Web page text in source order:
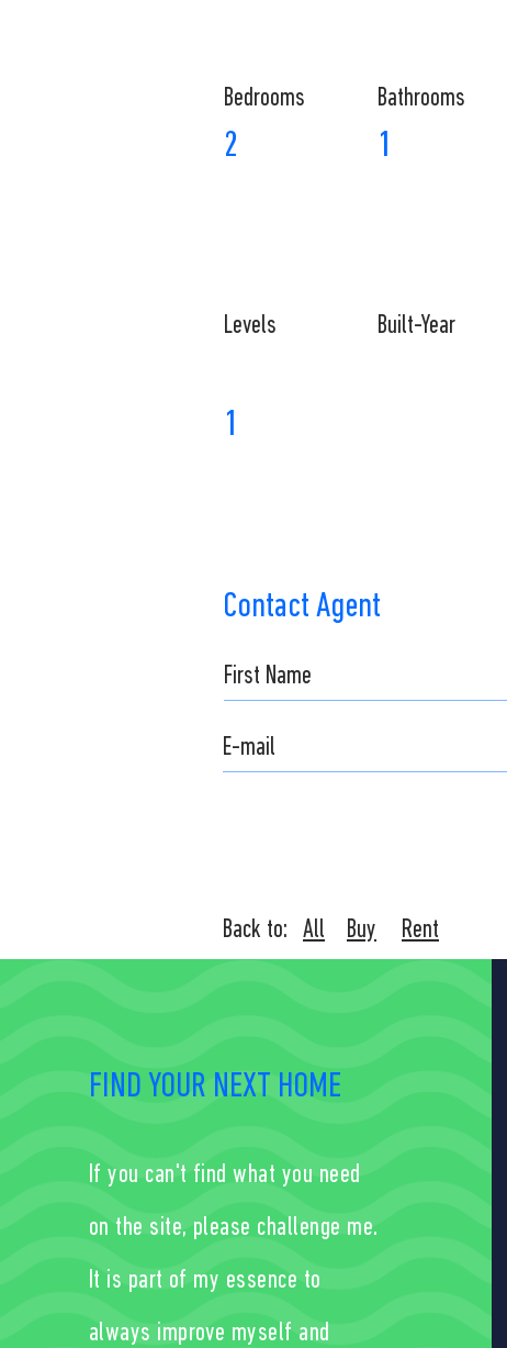
Bedrooms
2
Levels
1
Bathrooms
1
Built-Year
Contact Agent
Back to: All Buy Rent
FIND YOUR NEXT HOME
If you can't find what you need
on the site, please challenge me.
It is part of my essence to
always improve myself and